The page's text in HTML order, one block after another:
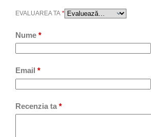
EVALUAREA TA *
Nume *
Email *
Recenzia ta *